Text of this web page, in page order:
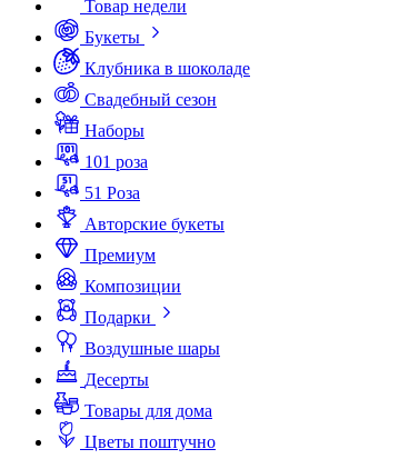
Товар недели
Букеты
Клубника в шоколаде
Свадебный сезон
Наборы
101 роза
51 Роза
Авторские букеты
Премиум
Композиции
Подарки
Воздушные шары
Десерты
Товары для дома
Цветы поштучно